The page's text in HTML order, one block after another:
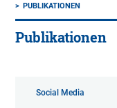
PUBLIKATIONEN
Publikationen
Social Media